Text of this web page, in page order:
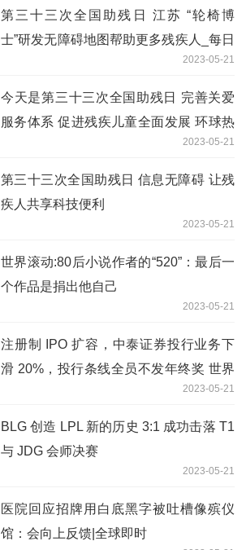
第三十三次全国助残日 江苏 “轮椅博
士”研发无障碍地图帮助更多残疾人_每日
2023-05-21
今天是第三十三次全国助残日 完善关爱
服务体系 促进残疾儿童全面发展 环球热
2023-05-21
第三十三次全国助残日 信息无障碍 让残
疾人共享科技便利
2023-05-21
世界滚动:80后小说作者的“520”：最后一
个作品是捐出他自己
2023-05-21
注册制 IPO 扩容，中泰证券投行业务下
滑 20%，投行条线全员不发年终奖 世界
2023-05-21
BLG 创造 LPL 新的历史 3:1 成功击落 T1
与 JDG 会师决赛
2023-05-21
医院回应招牌用白底黑字被吐槽像殡仪
馆：会向上反馈|全球即时